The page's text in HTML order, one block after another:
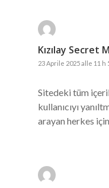
Kızılay Secret
23 Aprile 2025 alle 11 h
Sitedeki tüm
kullanıcıyı
arayan herkes